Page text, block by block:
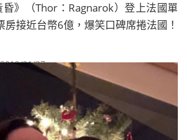
》（Thor：Ragnarok）登上法國單
接近台幣6億，爆笑口碑席捲法國！
01/27